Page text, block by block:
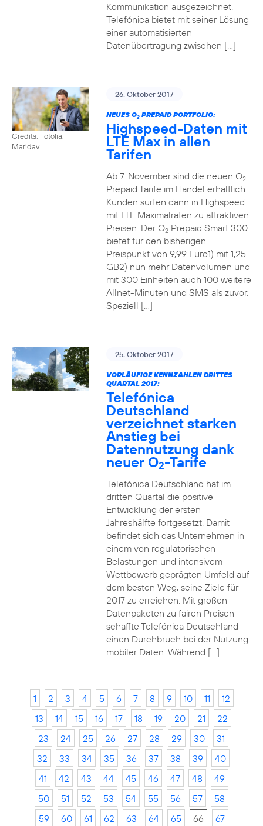
Kommunikation ausgezeichnet.
Telefónica bietet mit seiner Lösung
einer automatisierten
Datenübertragung zwischen […]
Credits: Fotolia,
Maridav
26. Oktober 2017
NEUES O2PREPAID PORTFOLIO:
Highspeed-Daten mit
LTE Max in allen
Tarifen
Ab 7. November sind die neuen O2
Prepaid Tarife im Handel erhältlich.
Kunden surfen dann in Highspeed
mit LTE Maximalraten zu attraktiven
Preisen: Der O2Prepaid Smart 300
bietet für den bisherigen
Preispunkt von 9,99 Euro1) mit 1,25
GB2) nun mehr Datenvolumen und
mit 300 Einheiten auch 100 weitere
Allnet-Minuten und SMS als zuvor.
Speziell […]
25. Oktober 2017
VORLÄUFIGE KENNZAHLEN DRITTES
QUARTAL 2017:
Telefónica
Deutschland
verzeichnet starken
Anstieg bei
Datennutzung dank
neuer O2-Tarife
Telefónica Deutschland hat im
dritten Quartal die positive
Entwicklung der ersten
Jahreshälfte fortgesetzt. Damit
befindet sich das Unternehmen in
einem von regulatorischen
Belastungen und intensivem
Wettbewerb geprägten Umfeld auf
dem besten Weg, seine Ziele für
2017 zu erreichen. Mit großen
Datenpaketen zu fairen Preisen
schaffte Telefónica Deutschland
einen Durchbruch bei der Nutzung
mobiler Daten: Während […]
1 2 3 4 5 6 7 8 9 10 11
12
13
14 15 16 17 18 19 20 21
22
23
24 25 26 27 28 29 30
31
32
33 34 35 36 37 38 39
40
41
42 43 44 45 46 47 48
49
50
51 52 53 54 55 56 57
58
59
60 61 62 63 64 65 66
67